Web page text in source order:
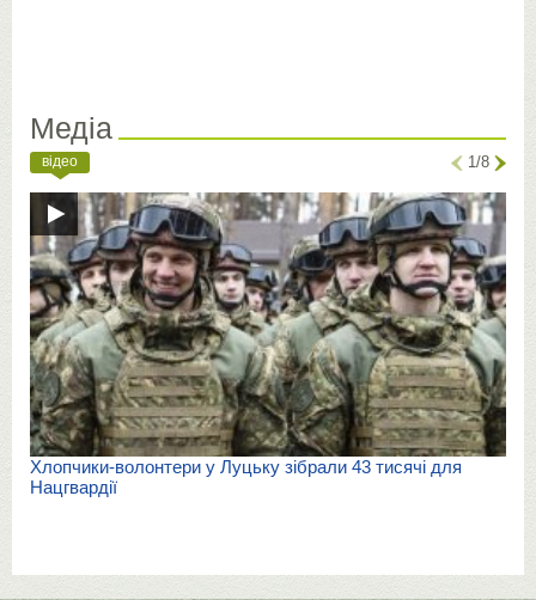
Медіа
відео 1/8
Хлопчики-волонтери у Луцьку зібрали 43 тисячі для
Нацгвардії